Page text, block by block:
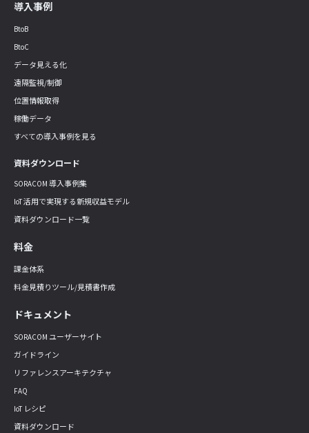
導入事例
BtoB
BtoC
データ見える化
遠隔監視/制御
位置情報取得
稼働データ
すべての導入事例を見る
資料ダウンロード
SORACOM 導入事例集
IoT 活用で実現する新規収益モデル
資料ダウンロード一覧
料金
課金体系
料金見積りツール/見積書作成
ドキュメント
SORACOM ユーザーサイト
ガイドライン
リファレンスアーキテクチャ
FAQ
IoT レシピ
資料ダウンロード